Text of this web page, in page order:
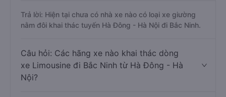
Ninh dành cho cặp đôi, xe limousine phòng
đôi không?
Trả lời: Hiện tại chưa có nhà xe nào có loại xe giường
nằm đôi khai thác tuyến Hà Đông - Hà Nội đi Bắc Ninh.